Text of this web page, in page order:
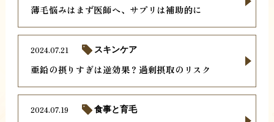
薄毛悩みはまず医師へ、サプリは補助的に
亜鉛の摂りすぎは逆効果？過剰摂取のリスク
2024.07.21 スキンケア
2024.07.19 食事と育毛